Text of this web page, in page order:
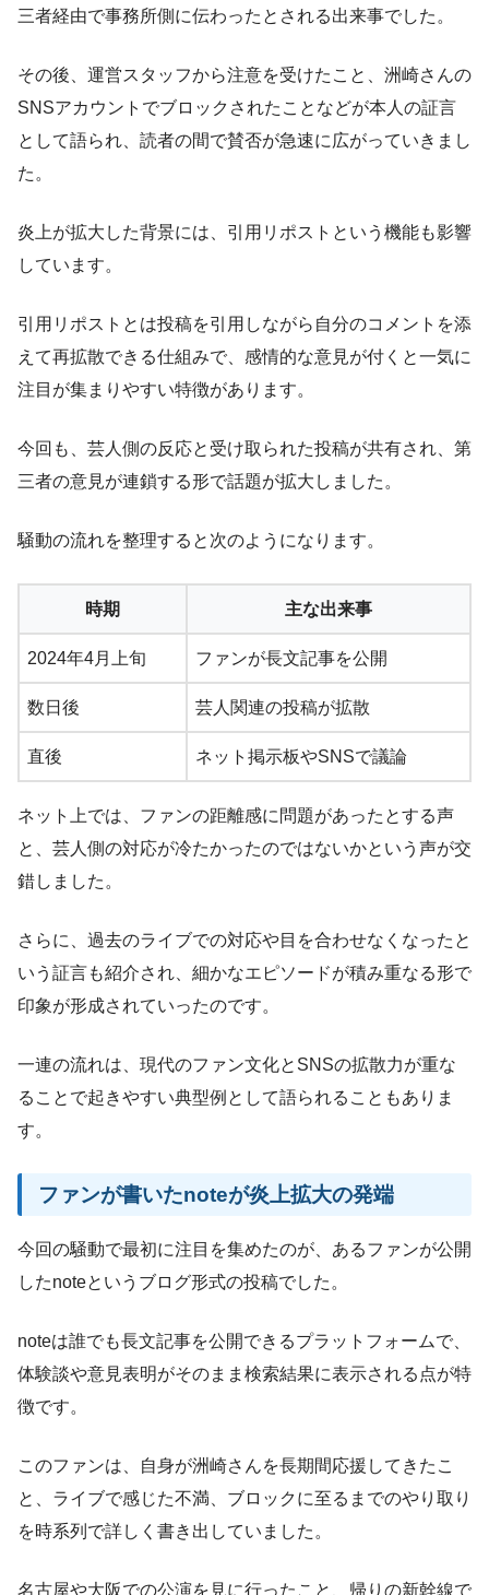
三者経由で事務所側に伝わったとされる出来事でした。
その後、運営スタッフから注意を受けたこと、洲崎さんの
SNSアカウントでブロックされたことなどが本人の証言
として語られ、読者の間で賛否が急速に広がっていきまし
た。
炎上が拡大した背景には、引用リポストという機能も影響
しています。
引用リポストとは投稿を引用しながら自分のコメントを添
えて再拡散できる仕組みで、感情的な意見が付くと一気に
注目が集まりやすい特徴があります。
今回も、芸人側の反応と受け取られた投稿が共有され、第
三者の意見が連鎖する形で話題が拡大しました。
騒動の流れを整理すると次のようになります。
時期 主な出来事
2024年4月上旬 ファンが長文記事を公開
数日後 芸人関連の投稿が拡散
直後 ネット掲示板やSNSで議論
ネット上では、ファンの距離感に問題があったとする声
と、芸人側の対応が冷たかったのではないかという声が交
錯しました。
さらに、過去のライブでの対応や目を合わせなくなったと
いう証言も紹介され、細かなエピソードが積み重なる形で
印象が形成されていったのです。
一連の流れは、現代のファン文化とSNSの拡散力が重な
ることで起きやすい典型例として語られることもありま
す。
ファンが書いたnoteが炎上拡大の発端
今回の騒動で最初に注目を集めたのが、あるファンが公開
したnoteというブログ形式の投稿でした。
noteは誰でも長文記事を公開できるプラットフォームで、
体験談や意見表明がそのまま検索結果に表示される点が特
徴です。
このファンは、自身が洲崎さんを長期間応援してきたこ
と、ライブで感じた不満、ブロックに至るまでのやり取り
を時系列で詳しく書き出していました。
名古屋や大阪での公演を見に行ったこと、帰りの新幹線で